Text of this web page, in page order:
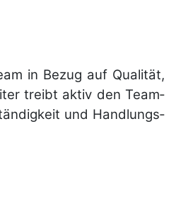
in Bezug auf Qualität,
treibt aktiv den Team­
und Handlungs­